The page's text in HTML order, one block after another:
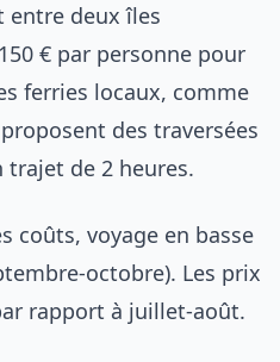
entre deux îles
€ par personne pour
ferries locaux, comme
des traversées
trajet de 2 heures.
coûts, voyage en basse
octobre). Les prix
rapport à juillet-août.